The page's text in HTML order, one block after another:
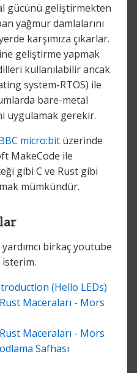
gücünü geliştirmekten
yağmur damlalarını
karşımıza çıkarlar.
geliştirme yapmak
kullanılabilir ancak
system-RTOS) ile
bare-metal
uygulamak gerekir.
micro:bit üzerinde
MakeCode ile
gibi C ve Rust gibi
mümkündür.
birkaç youtube
(Hello LEDs)
Maceraları - Mors
Maceraları - Mors
Safhası